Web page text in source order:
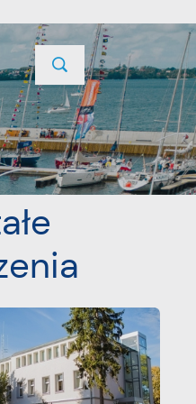
KONTAKT
POPRZEDNI NASTĘPNY